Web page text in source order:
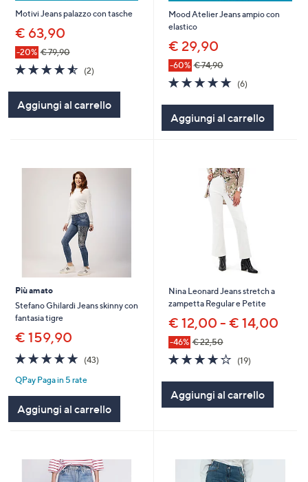
Motivi Jeans palazzo con tasche
€ 63,90
-20% € 79,90
4.5
of
5
Stars
(2)
Aggiungi al carrello
Mood Atelier Jeans ampio con
elastico
€ 29,90
-60% € 74,90
4.7
of
5
Stars
(6)
Aggiungi al carrello
Più amato
Stefano Ghilardi Jeans skinny con
fantasia tigre
€ 159,90
4.7
of
5
(43)
QPay Paga in 5 rate
Aggiungi al carrello
Nina Leonard Jeans stretch a
zampetta Regular e Petite
€ 12,00 - € 14,00
-46% € 22,50
4.2
of
5
Stars
(19)
Aggiungi al carrello